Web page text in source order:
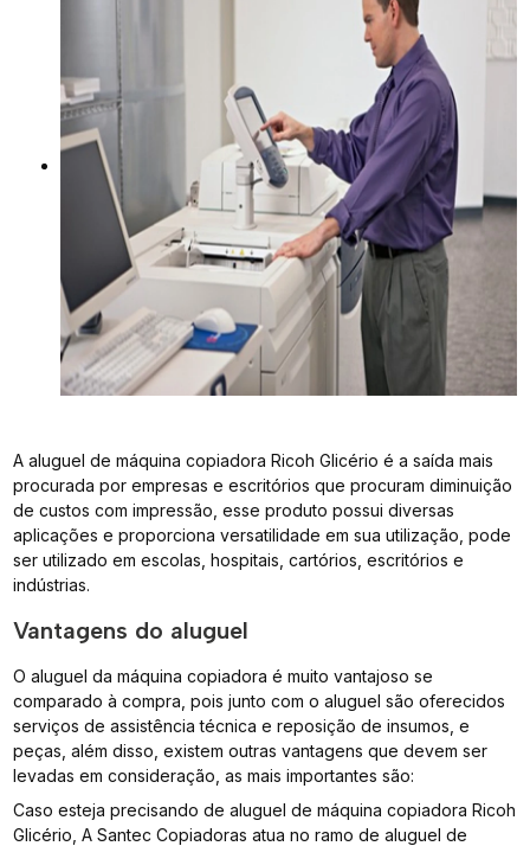
A aluguel de máquina copiadora Ricoh Glicério é a saída mais
procurada por empresas e escritórios que procuram diminuição
de custos com impressão, esse produto possui diversas
aplicações e proporciona versatilidade em sua utilização, pode
ser utilizado em escolas, hospitais, cartórios, escritórios e
indústrias.
Vantagens do aluguel
O aluguel da máquina copiadora é muito vantajoso se
comparado à compra, pois junto com o aluguel são oferecidos
serviços de assistência técnica e reposição de insumos, e
peças, além disso, existem outras vantagens que devem ser
levadas em consideração, as mais importantes são:
Caso esteja precisando de aluguel de máquina copiadora Ricoh
Glicério, A Santec Copiadoras atua no ramo de aluguel de